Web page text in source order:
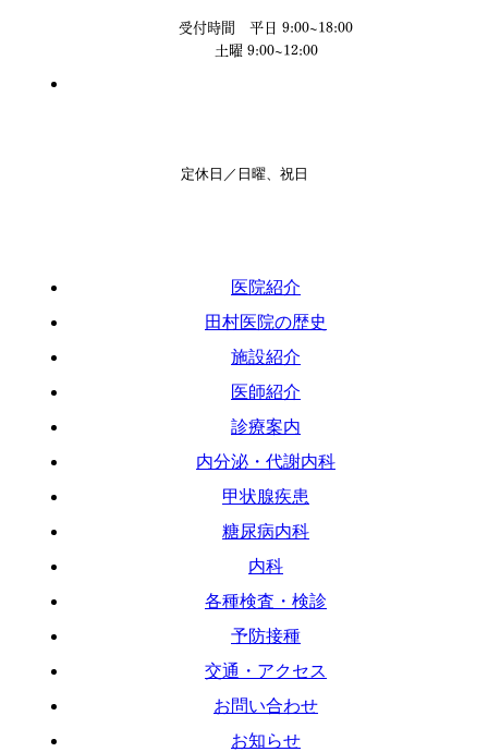
受付時間 平日 9:00~18:00
土曜 9:00~12:00
定休日／日曜、祝日
医院紹介
田村医院の歴史
施設紹介
医師紹介
診療案内
内分泌・代謝内科
甲状腺疾患
糖尿病内科
内科
各種検査・検診
予防接種
交通・アクセス
お問い合わせ
お知らせ